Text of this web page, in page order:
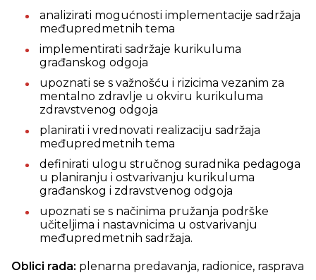
analizirati mogućnosti implementacije sadržaja
međupredmetnih tema
implementirati sadržaje kurikuluma
građanskog odgoja
upoznati se s važnošću i rizicima vezanim za
mentalno zdravlje u okviru kurikuluma
zdravstvenog odgoja
planirati i vrednovati realizaciju sadržaja
međupredmetnih tema
definirati ulogu stručnog suradnika pedagoga
u planiranju i ostvarivanju kurikuluma
građanskog i zdravstvenog odgoja
upoznati se s načinima pružanja podrške
učiteljima i nastavnicima u ostvarivanju
međupredmetnih sadržaja.
Oblici rada: plenarna predavanja, radionice, rasprava